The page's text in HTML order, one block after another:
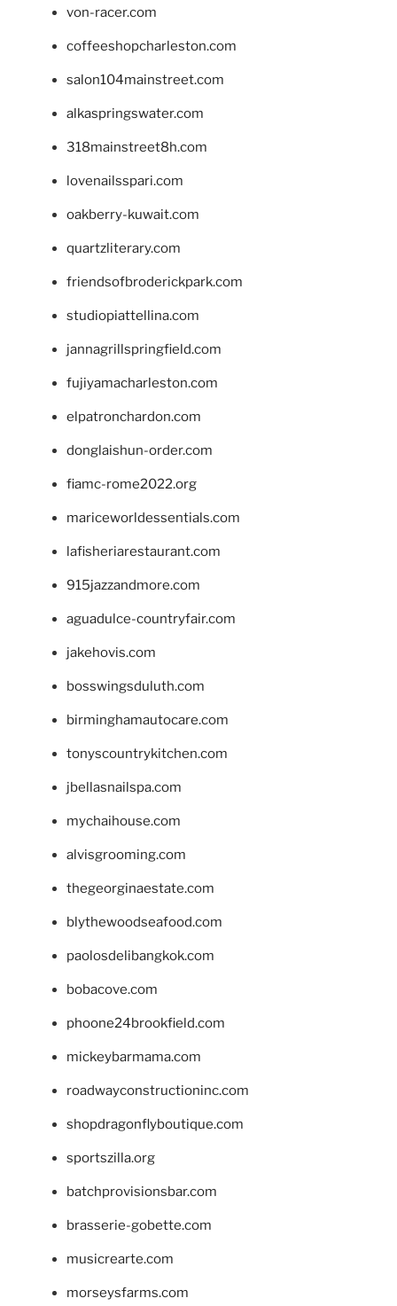
von-racer.com
coffeeshopcharleston.com
salon104mainstreet.com
alkaspringswater.com
318mainstreet8h.com
lovenailsspari.com
oakberry-kuwait.com
quartzliterary.com
friendsofbroderickpark.com
studiopiattellina.com
jannagrillspringfield.com
fujiyamacharleston.com
elpatronchardon.com
donglaishun-order.com
fiamc-rome2022.org
mariceworldessentials.com
lafisheriarestaurant.com
915jazzandmore.com
aguadulce-countryfair.com
jakehovis.com
bosswingsduluth.com
birminghamautocare.com
tonyscountrykitchen.com
jbellasnailspa.com
mychaihouse.com
alvisgrooming.com
thegeorginaestate.com
blythewoodseafood.com
paolosdelibangkok.com
bobacove.com
phoone24brookfield.com
mickeybarmama.com
roadwayconstructioninc.com
shopdragonflyboutique.com
sportszilla.org
batchprovisionsbar.com
brasserie-gobette.com
musicrearte.com
morseysfarms.com